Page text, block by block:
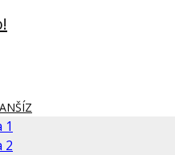
1
2